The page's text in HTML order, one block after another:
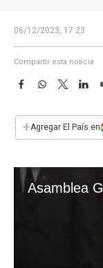
06/12/2023, 17:23
Compartir esta noticia
F
e
b
k
W
s
p
T
w
t
L
+Agregar El País en